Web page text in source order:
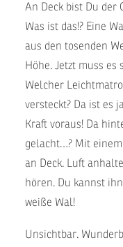
An Deck bist Du der
Was ist das!? Eine
aus den tosenden
Höhe. Jetzt muss es
Welcher
versteckt? Da ist es
Kraft voraus! Da
gelacht…? Mit
an Deck. Luft
hören. Du kannst
weiße Wal!
Unsichtbar.